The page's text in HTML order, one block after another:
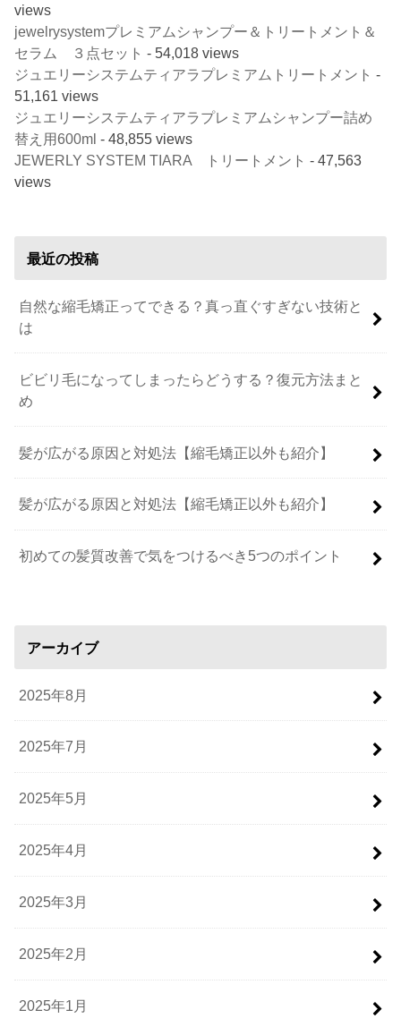
views
jewelrysystemプレミアムシャンプー＆トリートメント＆
セラム ３点セット - 54,018 views
ジュエリーシステムティアラプレミアムトリートメント -
51,161 views
ジュエリーシステムティアラプレミアムシャンプー詰め
替え用600ml - 48,855 views
JEWERLY SYSTEM TIARA トリートメント - 47,563
views
最近の投稿
自然な縮毛矯正ってできる？真っ直ぐすぎない技術と
は
ビビリ毛になってしまったらどうする？復元方法まと
め
髪が広がる原因と対処法【縮毛矯正以外も紹介】
髪が広がる原因と対処法【縮毛矯正以外も紹介】
初めての髪質改善で気をつけるべき5つのポイント
アーカイブ
2025年8月
2025年7月
2025年5月
2025年4月
2025年3月
2025年2月
2025年1月